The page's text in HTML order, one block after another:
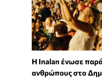
Η Inalan ένωσε
ανθρώπους στο